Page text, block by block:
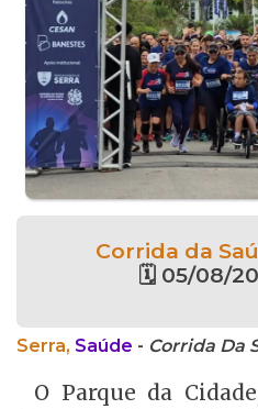
Corrida da
🗓 05/08/
Serra, Saúde - Corrida Da
O Parque da